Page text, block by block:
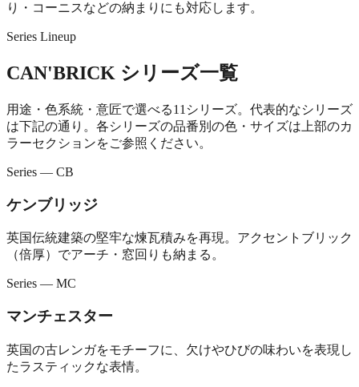
り・コーニスなどの納まりにも対応します。
Series Lineup
CAN'BRICK シリーズ一覧
用途・色系統・意匠で選べる11シリーズ。代表的なシリーズ
は下記の通り。各シリーズの品番別の色・サイズは上部のカ
ラーセクションをご参照ください。
Series — CB
ケンブリッジ
英国伝統建築の堅牢な煉瓦積みを再現。アクセントブリック
（倍厚）でアーチ・窓回りも納まる。
Series — MC
マンチェスター
英国の古レンガをモチーフに、欠けやひびの味わいを表現し
たラスティックな表情。